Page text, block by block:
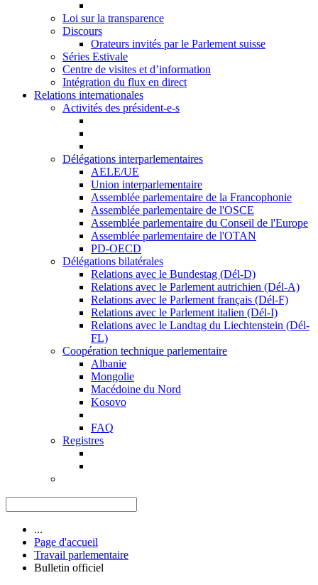
Loi sur la transparence
Discours
Orateurs invités par le Parlement suisse
Séries Estivale
Centre de visites et d’information
Intégration du flux en direct
Relations internationales
Activités des président-e-s
Délégations interparlementaires
AELE/UE
Union interparlementaire
Assemblée parlementaire de la Francophonie
Assemblée parlementaire de l'OSCE
Assemblée parlementaire du Conseil de l'Europe
Assemblée parlementaire de l'OTAN
PD-OECD
Délégations bilatérales
Relations avec le Bundestag (Dél-D)
Relations avec le Parlement autrichien (Dél-A)
Relations avec le Parlement français (Dél-F)
Relations avec le Parlement italien (Dél-I)
Relations avec le Landtag du Liechtenstein (Dél-
FL)
Coopération technique parlementaire
Albanie
Mongolie
Macédoine du Nord
Kosovo
FAQ
Registres
...
Page d'accueil
Travail parlementaire
Bulletin officiel